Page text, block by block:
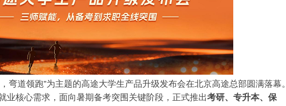
弯道领跑”为主题的高途大学生产品升级发布会在北京高途总部圆满落幕。
业核心需求，面向暑期备考突围关键阶段，正式推出考研、专升本、保